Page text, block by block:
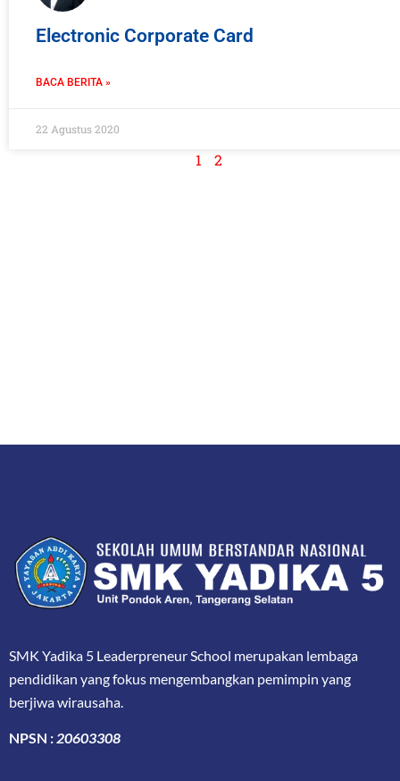
Electronic Corporate Card
BACA BERITA »
22 Agustus 2020
1 2
SMK Yadika 5 Leaderpreneur School merupakan lembaga
pendidikan yang fokus mengembangkan pemimpin yang
berjiwa wirausaha.
NPSN :20603308